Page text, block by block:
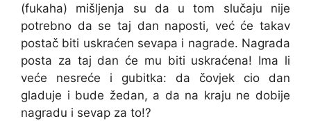
(fukaha) mišljenja su da u tom slučaju nije
potrebno da se taj dan naposti, već će takav
postač biti uskraćen sevapa i nagrade. Nagrada
posta za taj dan će mu biti uskraćena! Ima li
veće nesreće i gubitka: da čovjek cio dan
gladuje i bude žedan, a da na kraju ne dobije
nagradu i sevap za to!?